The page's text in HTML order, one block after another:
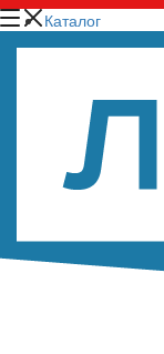
Каталог